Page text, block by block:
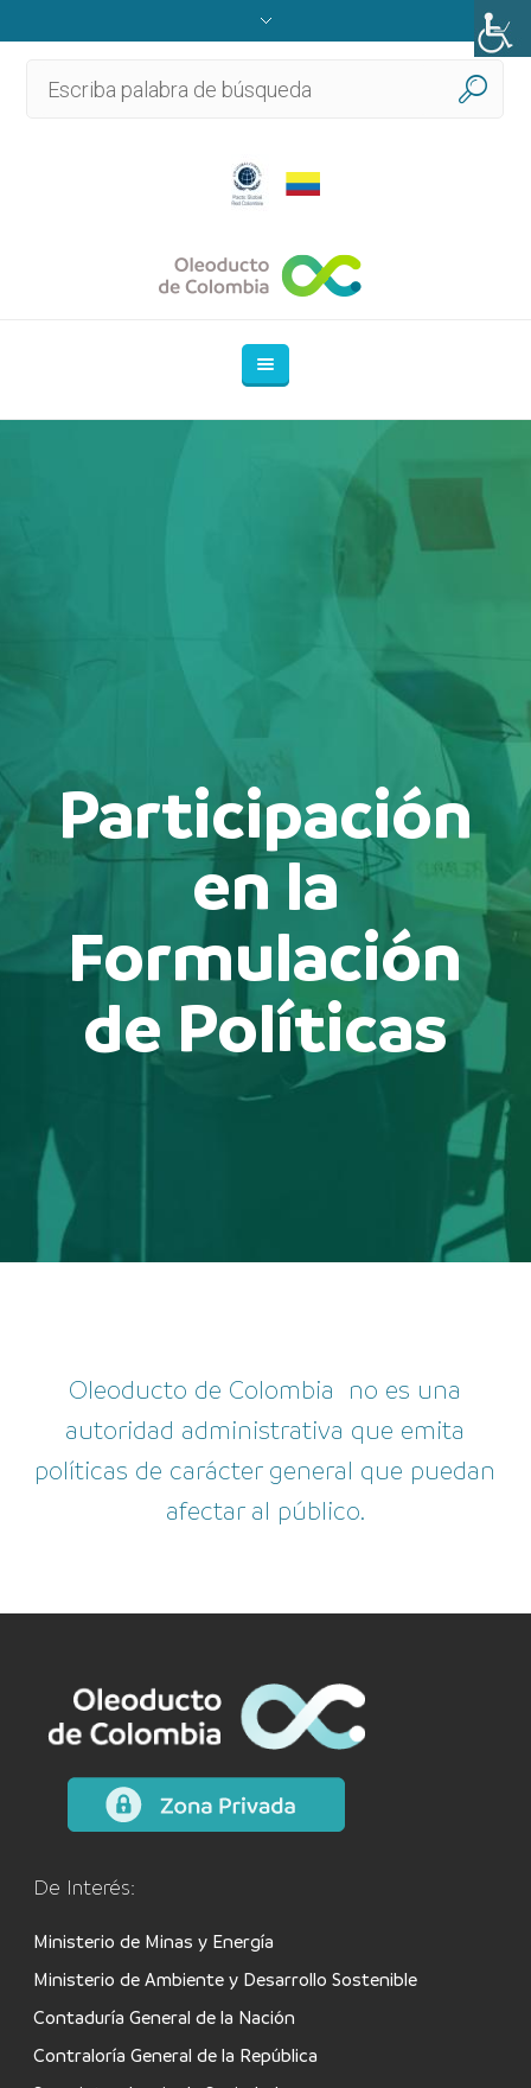
Participación
en la
Formulación
de Políticas
Oleoducto de Colombia no es una
autoridad administrativa que emita
políticas de carácter general que puedan
afectar al público.
De Interés:
Ministerio de Minas y Energía
Ministerio de Ambiente y Desarrollo Sostenible
Contaduría General de la Nación
Contraloría General de la República